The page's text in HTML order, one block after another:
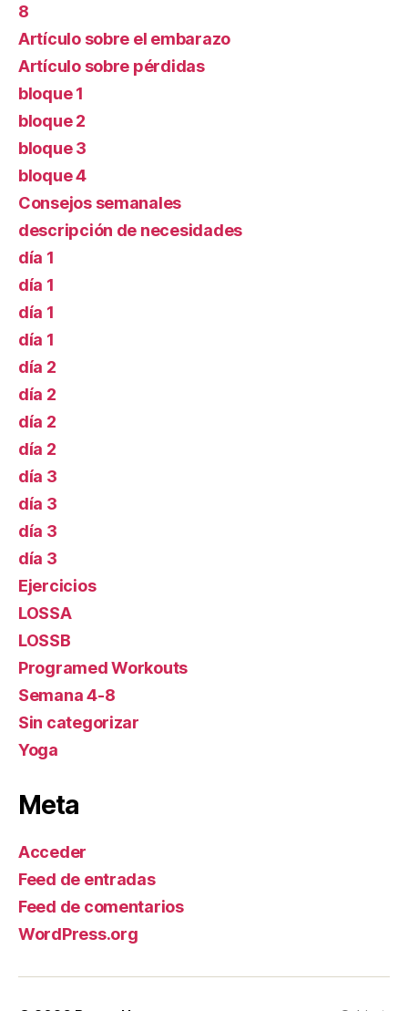
8
Artículo sobre el embarazo
Artículo sobre pérdidas
bloque 1
bloque 2
bloque 3
bloque 4
Consejos semanales
descripción de necesidades
día 1
día 1
día 1
día 1
día 2
día 2
día 2
día 2
día 3
día 3
día 3
día 3
Ejercicios
LOSSA
LOSSB
Programed Workouts
Semana 4-8
Sin categorizar
Yoga
Meta
Acceder
Feed de entradas
Feed de comentarios
WordPress.org